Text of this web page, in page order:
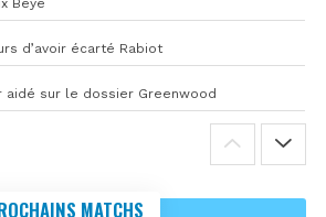
d’avoir écarté Rabiot
aidé sur le dossier Greenwood
MATCHS